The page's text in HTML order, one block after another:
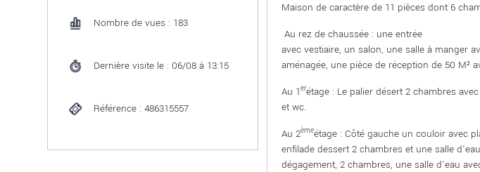
Nombre de vues : 183
Dernière visite le : 06/08 à 13:15
Référence : 486315557
Maison de caractère de 11 pièces dont 6
Au rez de chaussée : une entrée
avec vestiaire, un salon, une salle à manger
aménagée, une pièce de réception de 50 M²
Au 1erétage : Le palier désert 2 chambres
et wc.
Au 2èmeétage : Côté gauche un couloir avec
enfilade dessert 2 chambres et une salle
dégagement, 2 chambres, une salle d'eau